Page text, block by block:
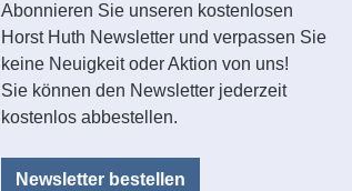
Abonnieren Sie unseren kostenlosen
Horst Huth Newsletter und verpassen Sie
keine Neuigkeit oder Aktion von uns!
Sie können den Newsletter jederzeit
kostenlos abbestellen.
Newsletter bestellen